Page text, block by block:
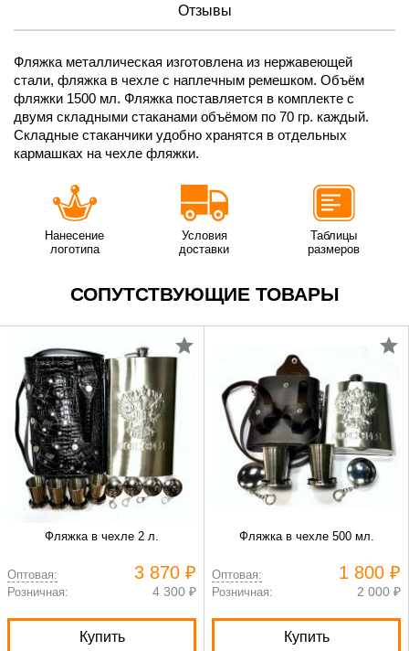
Отзывы
Фляжка металлическая изготовлена из нержавеющей
стали, фляжка в чехле с наплечным ремешком. Объём
фляжки 1500 мл. Фляжка поставляется в комплекте с
двумя складными стаканами объёмом по 70 гр. каждый.
Складные стаканчики удобно хранятся в отдельных
кармашках на чехле фляжки.
Нанесение
логотипа
Условия
доставки
Таблицы
размеров
СОПУТСТВУЮЩИЕ ТОВАРЫ
Фляжка в чехле 2 л.
Оптовая: 3 870 ₽
Розничная: 4 300 ₽
Купить
Фляжка в чехле 500 мл.
Оптовая: 1 800 ₽
Розничная: 2 000 ₽
Купить